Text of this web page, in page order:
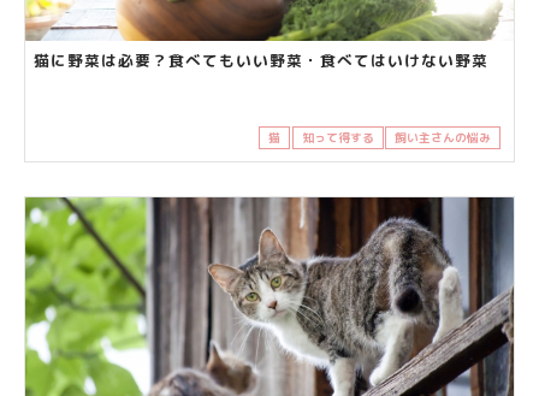
猫に野菜は必要？食べてもいい野菜・食べてはいけない野菜
猫 知って得する 飼い主さんの悩み